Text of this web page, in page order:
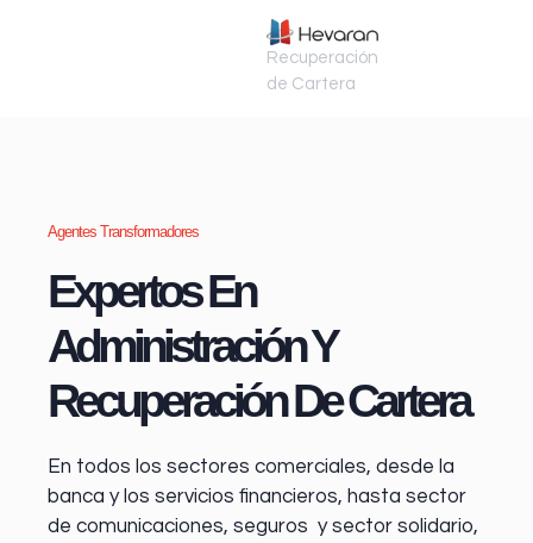
Recuperación
de Cartera
Agentes Transformadores
Expertos En
Administración Y
Recuperación De Cartera
En todos los sectores comerciales, desde la
banca y los servicios financieros, hasta sector
de comunicaciones, seguros y sector solidario,